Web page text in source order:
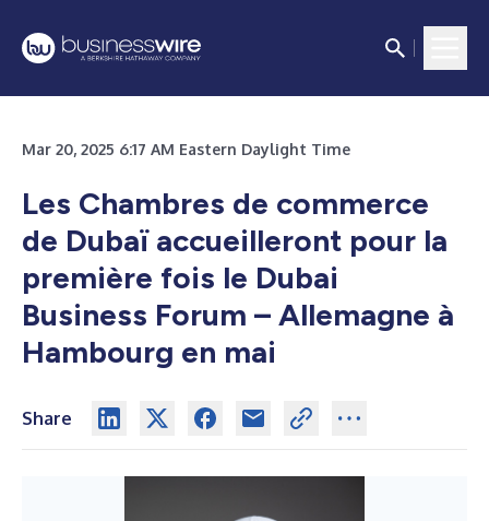
Mar 20, 2025 6:17 AM Eastern Daylight Time
Les Chambres de commerce
de Dubaï accueilleront pour la
première fois le Dubai
Business Forum – Allemagne à
Hambourg en mai
Share